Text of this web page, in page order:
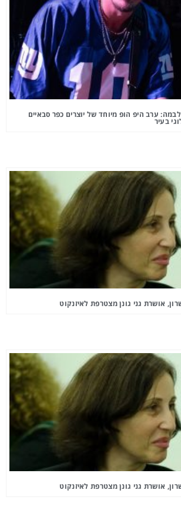
ערב היפ הופ מיוחד של יוצרים כפר סבאיים
בעיר
אושרת גני גונן מצטרפת לאיזנקוט
אושרת גני גונן מצטרפת לאיזנקוט